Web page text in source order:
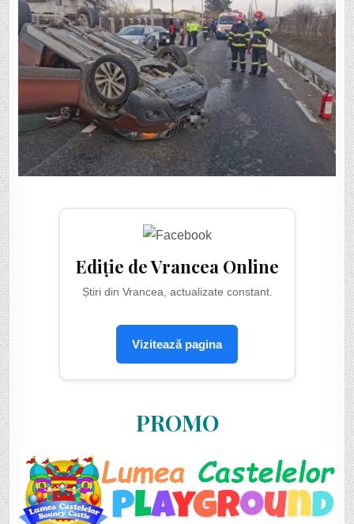
Ediție de Vrancea Online
Știri din Vrancea, actualizate constant.
Vizitează pagina
PROMO